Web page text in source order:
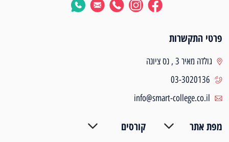
פרטי התקשרות
גולדה מאיר 3 , נס ציונה
03-3020136
info@smart-college.co.il
מפת אתר קורסים